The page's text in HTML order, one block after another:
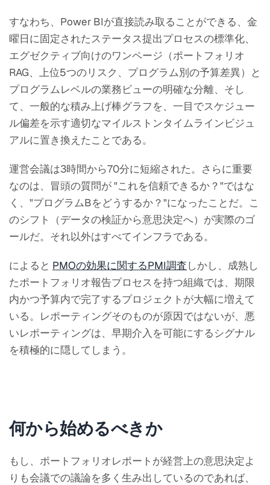
すなわち、Power BIが直接読み取ることができる、金
曜日に固定されたステータス提出プロセスの標準化、
エグゼクティブ向けのワンページ（ポートフォリオ
RAG、上位5つのリスク、プログラム別の予算差異）と
プログラムレベルの業務ビューの明確な分離、そし
て、一般的な積み上げ棒グラフを、一目でスケジュー
ル偏差を示す適切なマイルストンタイムラインビジュ
アルに置き換えたことである。
運営会議は3時間から70分に短縮された。さらに重要
なのは、冒頭の質問が "これを信頼できるか？"ではな
く、"プログラムBをどうするか？"になったことだ。こ
のシフト（データの検証から意思決定へ）が実際のゴ
ールだ。それ以外はすべてインフラである。
によると PMOの効果に関するPMI調査しかし、成熟し
たポートフォリオ報告プロセスを持つ組織では、期限
内かつ予算内で完了するプロジェクトが大幅に増えて
いる。レポーティングそのものが原因ではないが、悪
いレポーティングは、早期介入を可能にするシグナル
を積極的に隠してしまう。
何から始めるべきか
もし、ポートフォリオレポートが経営上の意思決定よ
りも会議での議論を多く生み出しているのであれば、